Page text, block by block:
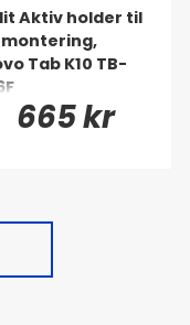
Aktiv holder til
Tab K10 TB-
665 kr